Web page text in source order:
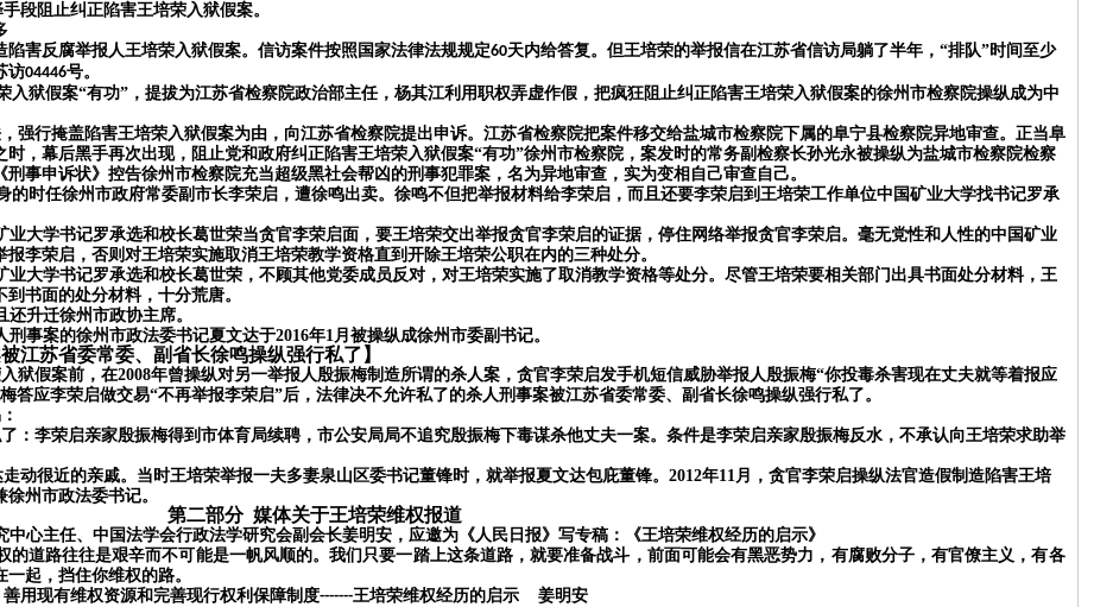
段阻止纠正陷害王培荣入狱假案。
害反腐举报人王培荣入狱假案。信访案件按照国家法律法规规定60天内给答复。但王培荣的举报信在江苏省信访局躺了半年，“排队”时间至少
访04446号。
狱假案“有功”，提拔为江苏省检察院政治部主任，杨其江利用职权弄虚作假，把疯狂阻止纠正陷害王培荣入狱假案的徐州市检察院操纵成为中
强行掩盖陷害王培荣入狱假案为由，向江苏省检察院提出申诉。江苏省检察院把案件移交给盐城市检察院下属的阜宁县检察院异地审查。正当阜
，幕后黑手再次出现，阻止党和政府纠正陷害王培荣入狱假案“有功”徐州市检察院，案发时的常务副检察长孙光永被操纵为盐城市检察院检察
刑事申诉状》控告徐州市检察院充当超级黑社会帮凶的刑事犯罪案，名为异地审查，实为变相自己审查自己。
时任徐州市政府常委副市长李荣启，遭徐鸣出卖。徐鸣不但把举报材料给李荣启，而且还要李荣启到王培荣工作单位中国矿业大学找书记罗承
大学书记罗承选和校长葛世荣当贪官李荣启面，要王培荣交出举报贪官李荣启的证据，停住网络举报贪官李荣启。毫无党性和人性的中国矿业
李荣启，否则对王培荣实施取消王培荣教学资格直到开除王培荣公职在内的三种处分。
大学书记罗承选和校长葛世荣，不顾其他党委成员反对，对王培荣实施了取消教学资格等处分。尽管王培荣要相关部门出具书面处分材料，王
书面的处分材料，十分荒唐。
升迁徐州市政协主席。
事案的徐州市政法委书记夏文达于2016年1月被操纵成徐州市委副书记。
江苏省委常委、副省长徐鸣操纵强行私了】
狱假案前，在2008年曾操纵对另一举报人殷振梅制造所谓的杀人案，贪官李荣启发手机短信威胁举报人殷振梅“你投毒杀害现在丈夫就等着报应
应李荣启做交易“不再举报李荣启”后，法律决不允许私了的杀人刑事案被江苏省委常委、副省长徐鸣操纵强行私了。
：李荣启亲家殷振梅得到市体育局续聘，市公安局局不追究殷振梅下毒谋杀他丈夫一案。条件是李荣启亲家殷振梅反水，不承认向王培荣求助举
动很近的亲戚。当时王培荣举报一夫多妻泉山区委书记董锋时，就举报夏文达包庇董锋。2012年11月，贪官李荣启操纵法官造假制造陷害王培
州市政法委书记。
第二部分 媒体关于王培荣维权报道
中心主任、 中国法学会行政法学研究会副会长姜明安，应邀为《人民日报》写专稿：《王培荣维权经历的启示》
的道路往往是艰辛而不可能是一帆风顺的。我们只要一踏上这条道路，就要准备战斗，前面可能会有黑恶势力，有腐败分子，有官僚主义，有各
起，挡住你维权的路。
善用现有维权资源和完善现行权利保障制度-------王培荣维权经历的启示
姜明安